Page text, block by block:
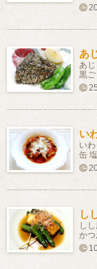
あ
あ
黒
い
い
缶
し
し
かつ